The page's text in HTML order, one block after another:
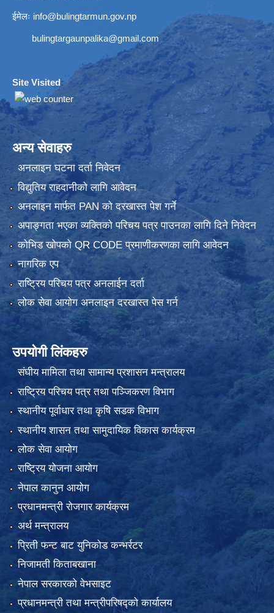
ईमेलः info@bulingtarmun.gov.np
bulingtargaunpalika@gmail.com
Site Visited:
अन्य सेवाहरु
अनलाइन घटना दर्ता निवेदन
विद्युतिय राहदानीको लागि आवेदन
अनलाइन मार्फत PAN को दरखास्त पेश गर्ने
अपाङ्गता भएका व्यक्तिको परिचय पत्र पाउनका लागि दिने निवेदन
कोभिड खोपको QR CODE प्रमाणीकरणका लागि आवेदन
नागरिक एप
राष्ट्रिय परिचय पत्र अनलाईन दर्ता
लोक सेवा आयोग अनलाइन दरखास्त पेस गर्न
उपयोगी लिंकहरु
संघीय मामिला तथा सामान्य प्रशासन मन्त्रालय
राष्ट्रिय परिचय पत्र तथा पञ्जिकरण विभाग
स्थानीय पूर्वाधार तथा कृषि सडक विभाग
स्थानीय शासन तथा सामुदायिक विकास कार्यक्रम
लोक सेवा आयोग
राष्ट्रिय योजना आयोग
नेपाल कानुन आयोग
प्रधानमन्त्री रोजगार कार्यक्रम
अर्थ मन्त्रालय
प्रिती फन्ट बाट युनिकोड कन्भर्रटर
निजामती किताबखाना
नेपाल सरकारको वेभसाइट
प्रधानमन्त्री तथा मन्त्रीपरिषद्को कार्यालय